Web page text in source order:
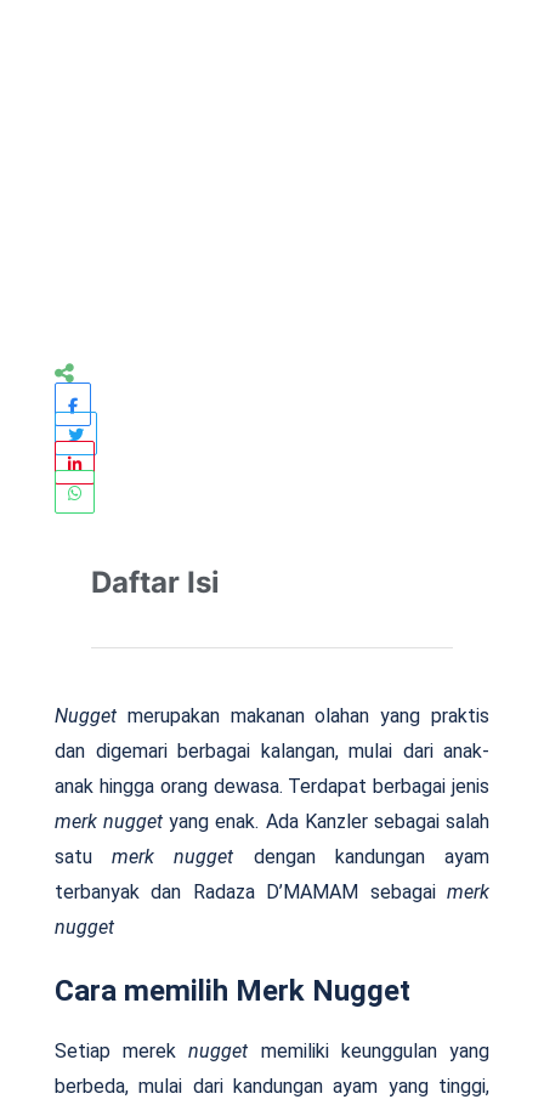
Daftar Isi
Nugget merupakan makanan olahan yang praktis
dan digemari berbagai kalangan, mulai dari anak-
anak hingga orang dewasa. Terdapat berbagai jenis
merk nugget yang enak. Ada Kanzler sebagai salah
satumerk nugget dengan kandungan ayam
terbanyak dan Radaza D’MAMAM sebagai merk
nugget
Cara memilih Merk Nugget
Setiap mereknugget memiliki keunggulan yang
berbeda, mulai dari kandungan ayam yang tinggi,